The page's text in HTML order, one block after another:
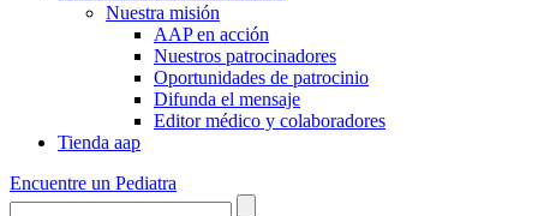
Nuestra misión
AAP en acción
Nuestros patrocinadores
Oportunidades de patrocinio
Difunda el mensaje
Editor médico y colaboradores
Tienda aap
Encuentre un Pediatra